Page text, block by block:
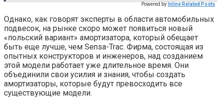
Powered by Inline Related Posts
Однако, как говорят эксперты в области автомобильных
подвесок, на рынке скоро может появиться новый
«польский вариант» амортизатора, который обещает
быть еще лучше, чем Sensa-Trac. Фирма, состоящая из
опытных конструкторов и инженеров, над созданием
этой модели работает уже длительное время. Они
объединили свои усилия и знания, чтобы создать
амортизаторы, которые будут превосходить все
существующие модели.